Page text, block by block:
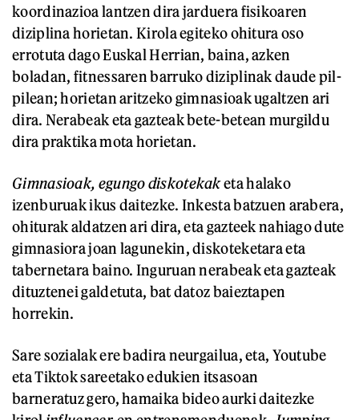
koordinazioa lantzen dira jarduera fisikoaren
diziplina horietan. Kirola egiteko ohitura oso
errotuta dago Euskal Herrian, baina, azken
boladan, fitnessaren barruko diziplinak daude pil-
pilean; horietan aritzeko gimnasioak ugaltzen ari
dira. Nerabeak eta gazteak bete-betean murgildu
dira praktika mota horietan.
Gimnasioak, egungo diskotekaketa halako
izenburuak ikus daitezke. Inkesta batzuen arabera,
ohiturak aldatzen ari dira, eta gazteek nahiago dute
gimnasiora joan lagunekin, diskoteketara eta
tabernetara baino. Inguruan nerabeak eta gazteak
dituztenei galdetuta, bat datoz baieztapen
horrekin.
Sare sozialak ere badira neurgailua, eta, Youtube
eta Tiktok sareetako edukien itsasoan
barneratuz gero, hamaika bideo aurki daitezke